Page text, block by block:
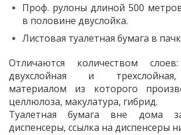
Проф. рулоны длиной 500
в половине двуслойка.
Листовая туалетная бумага в
Отличаются количеством
двухслойная и
материалом из которого
целлюлоза, макулатура, гибрид.
Туалетная бумага вне дома
диспенсеры, ссылка на диспенсеры